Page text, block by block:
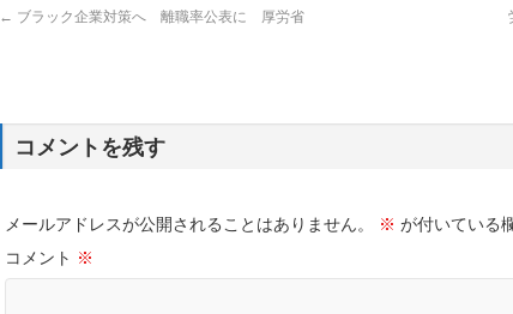
← ブラック企業対策へ 離職率公表に 厚労省
コメントを残す
メールアドレスが公開されることはありません。 ※ が付いている
コメント ※